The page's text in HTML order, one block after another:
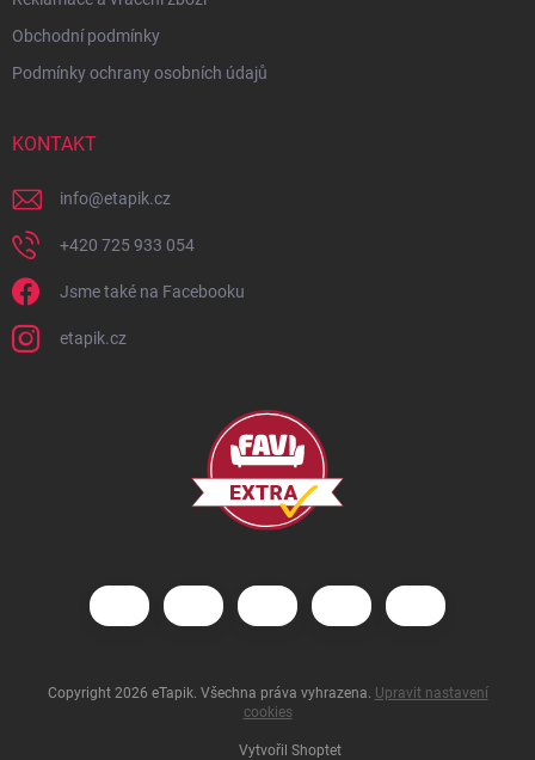
Obchodní podmínky
Podmínky ochrany osobních údajů
KONTAKT
info@etapik.cz
+420 725 933 054
Jsme také na Facebooku
etapik.cz
Vytvořil Shoptet
Copyright 2026 eTapik. Všechna práva vyhrazena. Upravit nastavení
cookies